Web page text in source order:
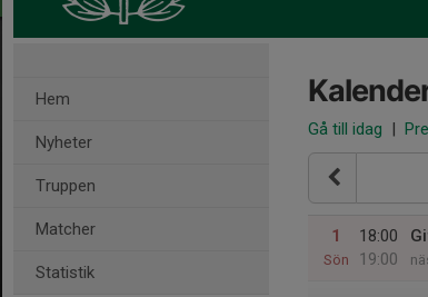
Hem
Nyheter
Truppen
Matcher
Statistik
Gå till idag |
1
Sön
18:00
19:00